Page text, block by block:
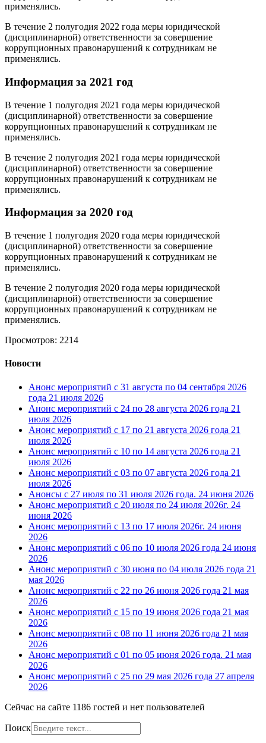
применялись.
В течение 2 полугодия 2022 года меры юридической
(дисциплинарной) ответственности за совершение
коррупционных правонарушений к сотрудникам не
применялись.
Информация за 2021 год
В течение 1 полугодия 2021 года меры юридической
(дисциплинарной) ответственности за совершение
коррупционных правонарушений к сотрудникам не
применялись.
В течение 2 полугодия 2021 года меры юридической
(дисциплинарной) ответственности за совершение
коррупционных правонарушений к сотрудникам не
применялись.
Информация за 2020 год
В течение 1 полугодия 2020 года меры юридической
(дисциплинарной) ответственности за совершение
коррупционных правонарушений к сотрудникам не
применялись.
В течение 2 полугодия 2020 года меры юридической
(дисциплинарной) ответственности за совершение
коррупционных правонарушений к сотрудникам не
применялись.
Просмотров: 2214
Новости
Анонс мероприятий с 31 августа по 04 сентября 2026
года 21 июля 2026
Анонс мероприятий с 24 по 28 августа 2026 года 21
июля 2026
Анонс мероприятий с 17 по 21 августа 2026 года 21
июля 2026
Анонс мероприятий с 10 по 14 августа 2026 года 21
июля 2026
Анонс мероприятий с 03 по 07 августа 2026 года 21
июля 2026
Анонсы с 27 июля по 31 июля 2026 года. 24 июня 2026
Анонс мероприятий с 20 июля по 24 июля 2026г. 24
июня 2026
Анонс мероприятий с 13 по 17 июля 2026г. 24 июня
2026
Анонс мероприятий с 06 по 10 июля 2026 года 24 июня
2026
Анонс мероприятий с 30 июня по 04 июля 2026 года 21
мая 2026
Анонс мероприятий с 22 по 26 июня 2026 года 21 мая
2026
Анонс мероприятий с 15 по 19 июня 2026 года 21 мая
2026
Анонс мероприятий с 08 по 11 июня 2026 года 21 мая
2026
Анонс мероприятий с 01 по 05 июня 2026 года. 21 мая
2026
Анонс мероприятий с 25 по 29 мая 2026 года 27 апреля
2026
Сейчас на сайте 1186 гостей и нет пользователей
Поиск